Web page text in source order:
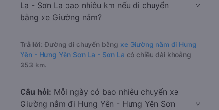
La - Sơn La bao nhiêu km nếu di chuyển
bằng xe Giường nằm?
Trả lời: Đường di chuyển bằng xe Giường nằm đi Hưng
Yên - Hưng Yên Sơn La - Sơn La có chiều dài khoảng
353 km.
Câu hỏi: Mỗi ngày có bao nhiêu chuyến xe
Giường nằm đi Hưng Yên - Hưng Yên Sơn